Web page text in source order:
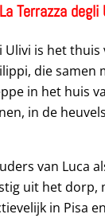
La Terrazza degli
Ulivi is het
die samen
in het huis
in de
van Luca
uit het dorp,
in Pisa